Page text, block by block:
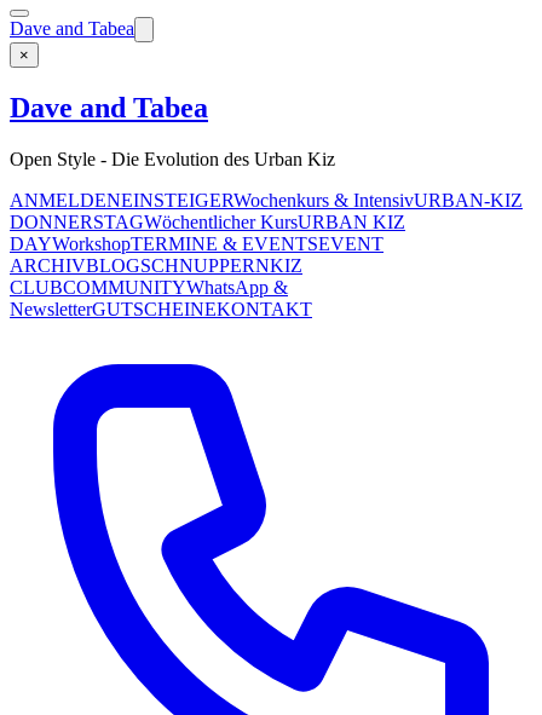
Dave and Tabea
×
Dave and Tabea
Open Style - Die Evolution des Urban Kiz
ANMELDENEINSTEIGERWochenkurs & IntensivURBAN-KIZ
DONNERSTAGWöchentlicher KursURBAN KIZ
DAYWorkshopTERMINE & EVENTSEVENT
ARCHIVBLOGSCHNUPPERNKIZ
CLUBCOMMUNITYWhatsApp &
NewsletterGUTSCHEINEKONTAKT